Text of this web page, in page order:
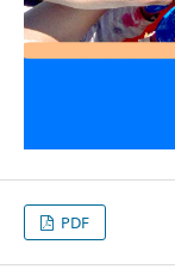
PDF